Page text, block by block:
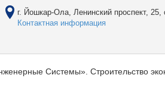
г. Йошкар-Ола, Ленинский проспект,
Контактная информация
Системы». Строительство